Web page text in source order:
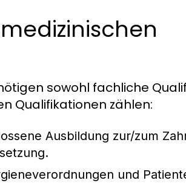
sowohl fachliche
Qualifikationen zählen:
Ausbildung zur/zum
und